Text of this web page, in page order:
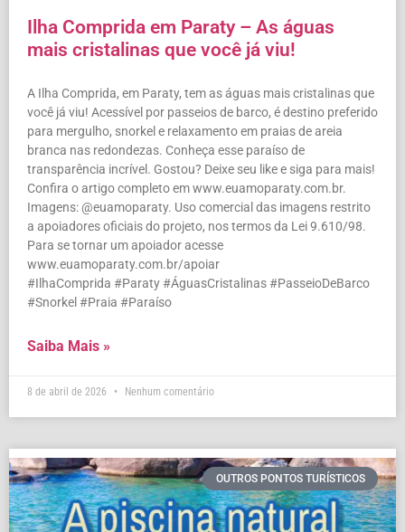
Ilha Comprida em Paraty – As águas
mais cristalinas que você já viu!
A Ilha Comprida, em Paraty, tem as águas mais cristalinas que
você já viu! Acessível por passeios de barco, é destino preferido
para mergulho, snorkel e relaxamento em praias de areia
branca nas redondezas. Conheça esse paraíso de
transparência incrível. Gostou? Deixe seu like e siga para mais!
Confira o artigo completo em www.euamoparaty.com.br.
Imagens: @euamoparaty. Uso comercial das imagens restrito
a apoiadores oficiais do projeto, nos termos da Lei 9.610/98.
Para se tornar um apoiador acesse
www.euamoparaty.com.br/apoiar
#IlhaComprida #Paraty #ÁguasCristalinas #PasseioDeBarco
#Snorkel #Praia #Paraíso
Saiba Mais »
8 de abril de 2026 Nenhum comentário
OUTROS PONTOS TURÍSTICOS